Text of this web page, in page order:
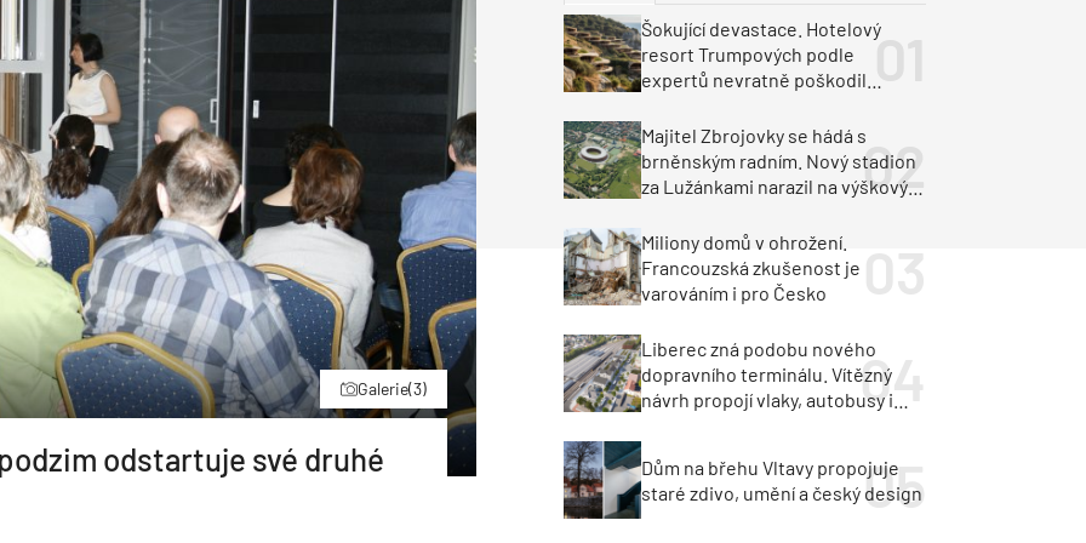
Historické stavby Průmyslové objekty
Poruchy střechy Rekonstrukce střechy
Větrání a odvětrávání
Komíny
Fasáda
Omítky
Inženýrské stavby
Doprava
Průmysl a logistika
Dopravní stavby
Galerie(3)
podzim odstartuje své druhé
Šokující devastace. Hotelový
resort Trumpových podle
expertů nevratně poškodil
Majitel Zbrojovky se hádá s
brněnským radním. Nový stadion
za Lužánkami narazil na výškový
Miliony domů v ohrožení.
Francouzská zkušenost je
varováním i pro Česko
Liberec zná podobu nového
dopravního terminálu. Vítězný
návrh propojí vlaky, autobusy i
Dům na břehu Vltavy propojuje
staré zdivo, umění a český design